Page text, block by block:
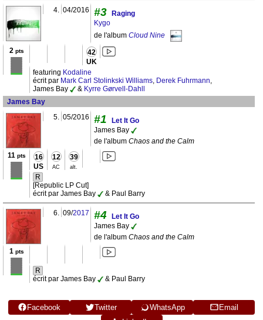
4. 04/2016 #3
Raging
Kygo
de l'album Cloud Nine
2 pts 42
UK
featuring Kodaline
écrit par Mark Carl Stolinkski Williams, Derek Fuhrmann,
James Bay
& Kyrre Gørvell-Dahll
James Bay
5. 05/2016 #1
Let It Go
James Bay
de l'album Chaos and the Calm
11 pts 16
US
12
AC
39
alt.
R
[Republic LP Cut]
écrit par James Bay
& Paul Barry
6. 09/2017 #4 Let It Go
James Bay
de l'album Chaos and the Calm
1 pts
R
écrit par James Bay
& Paul Barry
Facebook Twitter WhatsApp
Email